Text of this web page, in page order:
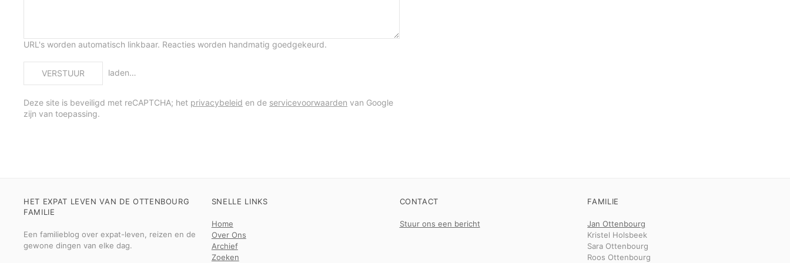
URL's worden automatisch linkbaar. Reacties worden handmatig goedgekeurd.
VERSTUUR laden…
Deze site is beveiligd met reCAPTCHA; het privacybeleid en de servicevoorwaarden van Google
zijn van toepassing.
HET EXPAT LEVEN VAN DE OTTENBOURG
FAMILIE
Een familieblog over expat-leven, reizen en de
gewone dingen van elke dag.
SNELLE LINKS
Home
Over Ons
Archief
Zoeken
CONTACT
Stuur ons een bericht
FAMILIE
Jan Ottenbourg
Kristel Holsbeek
Sara Ottenbourg
Roos Ottenbourg